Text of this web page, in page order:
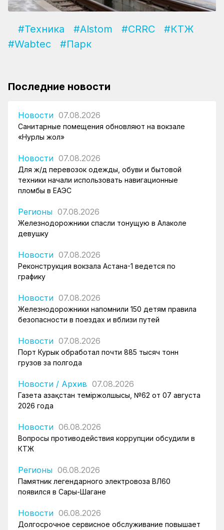
#Техника #Alstom #CRRC
#КТЖ
#Wabtec
#Парк
Последние новости
Новости 07.08.2026
Санитарные помещения обновляют на вокзале
«Нурлы жол»
Новости 07.08.2026
Для ж/д перевозок одежды, обуви и бытовой
техники начали использовать навигационные
пломбы в ЕАЭС
Регионы 07.08.2026
Железнодорожники спасли тонущую в Алаколе
девушку
Новости 07.08.2026
Реконструкция вокзала Астана-1 ведется по
графику
Новости 07.08.2026
Железнодорожники напомнили 150 детям правила
безопасности в поездах и вблизи путей
Новости 07.08.2026
Порт Курык обработал почти 885 тысяч тонн
грузов за полгода
Новости / Архив 07.08.2026
Газета Қазақстан теміржолшысы, №62 от 07 августа
2026 года
Новости 06.08.2026
Вопросы противодействия коррупции обсудили в
КТЖ
Регионы 06.08.2026
Памятник легендарного электровоза ВЛ60
появился в Сары-Шагане
Новости 06.08.2026
Долгосрочное сервисное обслуживание повышает